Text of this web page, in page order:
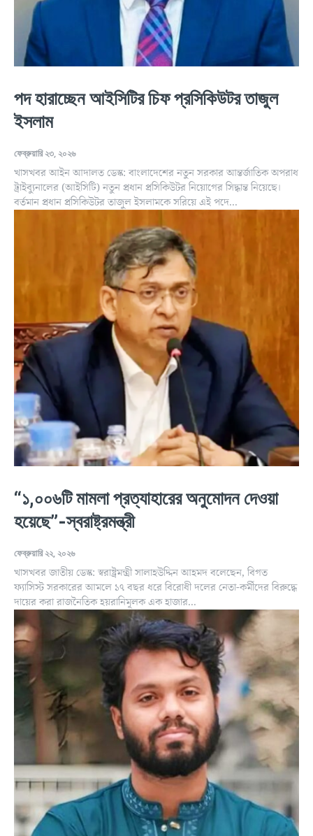
পদ হারাচ্ছেন আইসিটির চিফ প্রসিকিউটর তাজুল
ইসলাম
ফেব্রুয়ারি ২৩, ২০২৬
খাসখবর আইন আদালত ডেস্ক: বাংলাদেশের নতুন সরকার আন্তর্জাতিক অপরাধ
ট্রাইব্যুনালের (আইসিটি) নতুন প্রধান প্রসিকিউটর নিয়োগের সিদ্ধান্ত নিয়েছে।
বর্তমান প্রধান প্রসিকিউটর তাজুল ইসলামকে সরিয়ে এই পদে...
“১,০০৬টি মামলা প্রত্যাহারের অনুমোদন দেওয়া
হয়েছে”-স্বরাষ্ট্রমন্ত্রী
ফেব্রুয়ারি ২২, ২০২৬
খাসখবর জাতীয় ডেস্ক: স্বরাষ্ট্রমন্ত্রী সালাহউদ্দিন আহমদ বলেছেন, বিগত
ফ্যাসিস্ট সরকারের আমলে ১৭ বছর ধরে বিরোধী দলের নেতা-কর্মীদের বিরুদ্ধে
দায়ের করা রাজনৈতিক হয়রানিমূলক এক হাজার...